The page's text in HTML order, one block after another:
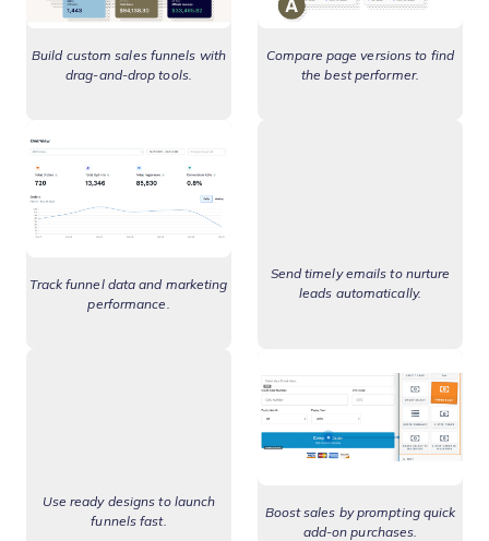
Build custom sales funnels with
drag-and-drop tools.
Compare page versions to find
the best performer.
Track funnel data and marketing
performance.
Send timely emails to nurture
leads automatically.
Use ready designs to launch
funnels fast.
Boost sales by prompting quick
add-on purchases.